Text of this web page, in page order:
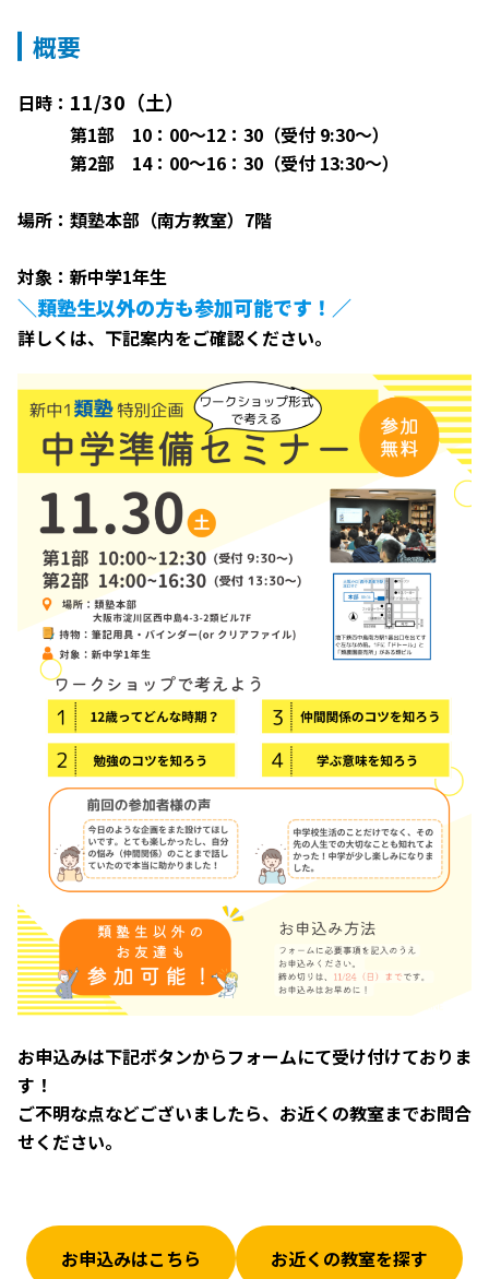
概要
日時： 11/30（土）
第1部 10：00～12：30（受付 9:30～）
第2部 14：00～16：30（受付 13:30～）
場所：類塾本部（南方教室）7階
対象：新中学1年生
＼類塾生以外の方も参加可能です！／
詳しくは、下記案内をご確認ください。
お申込みは下記ボタンからフォームにて受け付けておりま
す！
ご不明な点などございましたら、お近くの教室までお問合
せください。
お申込みはこちら お近くの教室を探す